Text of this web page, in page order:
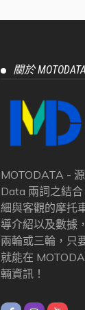
關於 MOTODATA
MOTODATA -
Data 兩詞之結
細與客觀的摩托
導介紹以及數據
兩輪或三輪，只
就能在
輛資訊！